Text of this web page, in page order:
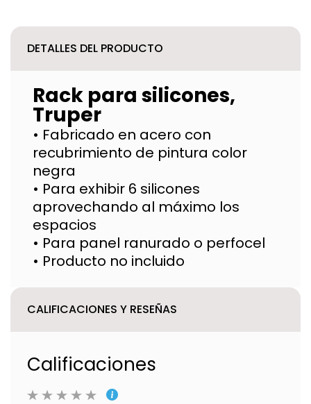
DETALLES DEL PRODUCTO
Rack para silicones,
Truper
• Fabricado en acero con
recubrimiento de pintura color
negra
• Para exhibir 6 silicones
aprovechando al máximo los
espacios
• Para panel ranurado o perfocel
• Producto no incluido
CALIFICACIONES Y RESEÑAS
Calificaciones